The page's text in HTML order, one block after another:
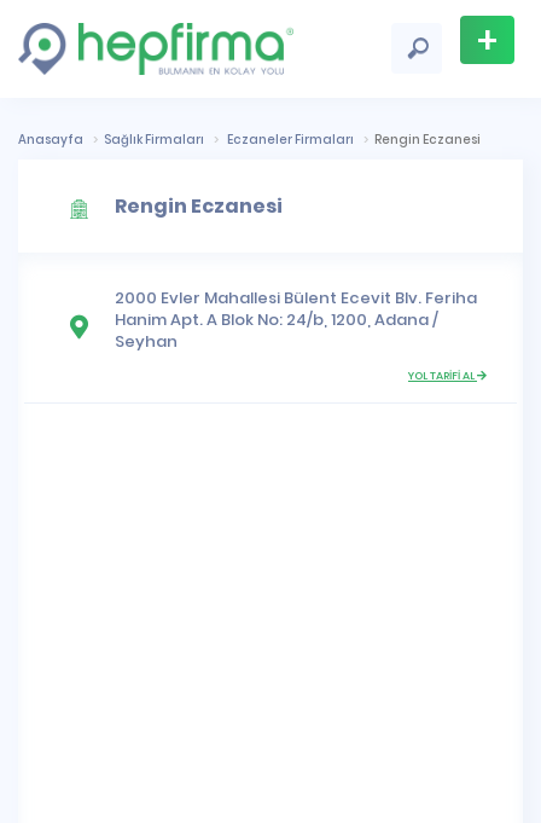
+
Ekle
Anasayfa Sağlık Firmaları Eczaneler Firmaları Rengin Eczanesi
Rengin Eczanesi
2000 Evler Mahallesi Bülent Ecevit Blv. Feriha
Hanim Apt. A Blok No: 24/b, 1200,Adana/
Seyhan
YOL TARİFİ AL